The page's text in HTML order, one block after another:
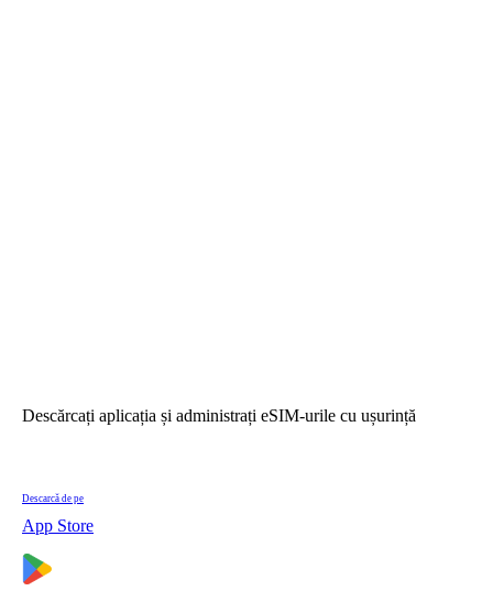
Descărcați aplicația și administrați eSIM-urile cu ușurință
Descarcă de pe
App Store